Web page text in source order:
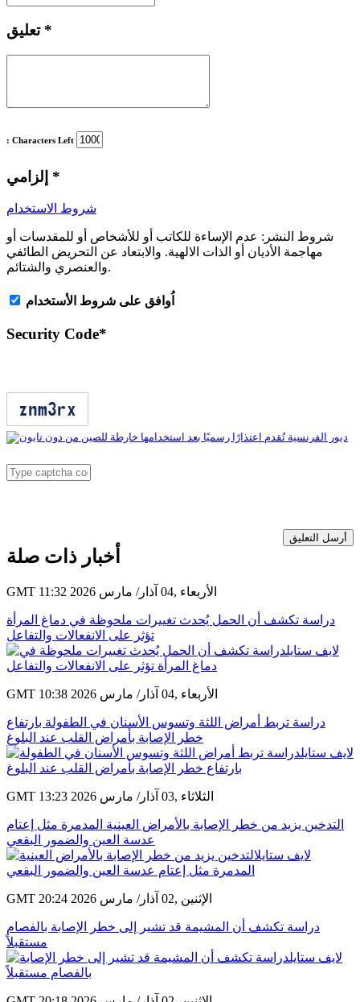
تعليق *
: Characters Left
*
شروط الاستخدام
شروط النشر: عدم الإساءة للكاتب أو للأشخاص أو للمقدسات أو
مهاجمة الأديان أو الذات الالهية. والابتعاد عن التحريض الطائفي
والعنصري والشتائم.
اُوافق على شروط الأستخدام
Security Code*
أرسل التعليق
أخبار ذات صلة
GMT 11:32 2026 الأربعاء ,04 آذار/ مارس
دراسة تكشف أن الحمل يُحدث تغييرات ملحوظة في دماغ المرأة
تؤثر على الانفعالات والتفاعل
GMT 10:38 2026 الأربعاء ,04 آذار/ مارس
دراسة تربط أمراض اللثة وتسوس الأسنان في الطفولة بارتفاع
خطر الإصابة بأمراض القلب عند البلوغ
GMT 13:23 2026 الثلاثاء ,03 آذار/ مارس
التدخين يزيد من خطر الإصابة بالأمراض العينية المدمرة مثل إعتام
عدسة العين والضمور البقعي
GMT 20:24 2026 الإثنين ,02 آذار/ مارس
دراسة تكشف أن المشيمة قد تشير إلى خطر الإصابة بالفصام
مستقبلاً